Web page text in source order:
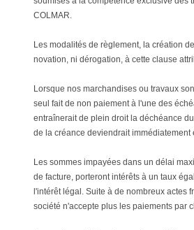
COLMAR.
Les modalités de règlement, la création
novation, ni dérogation, à cette clause
Lorsque nos marchandises ou travaux
seul fait de non paiement à l'une des
entraînerait de plein droit la déchéance
de la créance deviendrait immédiatement
Les sommes impayées dans un délai
de facture, porteront intérêts à un taux
l'intérêt légal. Suite à de nombreux actes
société n'accepte plus les paiements par